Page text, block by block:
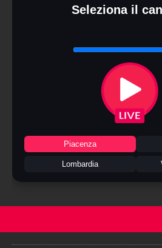
Seleziona il
Piacenza
Lombardia